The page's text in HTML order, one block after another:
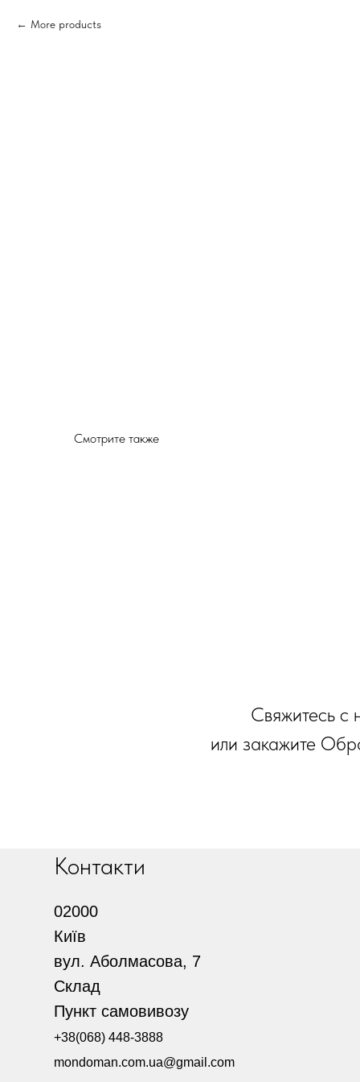
More products
Смотрите также
Свяжитесь с
или закажите
Контакти
02000
Київ
вул. Аболмасова, 7
Склад
Пункт самовивозу
+38(068) 448-3888
mondoman.com.ua@gmail.com